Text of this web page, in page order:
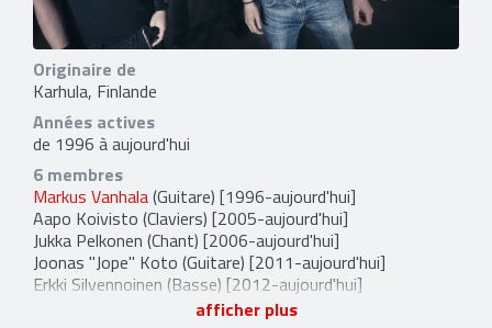
Originaire de
Karhula, Finlande
Années actives
de 1996 à aujourd'hui
6 membres
Markus Vanhala(Guitare) [1996-aujourd'hui]
Aapo Koivisto (Claviers) [2005-aujourd'hui]
Jukka Pelkonen (Chant) [2006-aujourd'hui]
Joonas "Jope" Koto (Guitare) [2011-aujourd'hui]
Erkki Silvennoinen (Basse) [2012-aujourd'hui]
(Batterie (live)) [2016-aujourd'hui]
afficher plus